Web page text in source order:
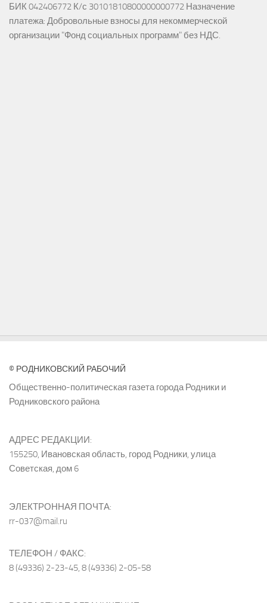
БИК 042406772 К/с 30101810800000000772 Назначение
платежа: Добровольные взносы для некоммерческой
организации "Фонд социальных программ" без НДС.
© РОДНИКОВСКИЙ РАБОЧИЙ
Общественно-политическая газета города Родники и
Родниковского района
АДРЕС РЕДАКЦИИ:
155250, Ивановская область, город Родники, улица
Советская, дом 6
ЭЛЕКТРОННАЯ ПОЧТА:
rr-037@mail.ru
ТЕЛЕФОН / ФАКС:
8 (49336) 2-23-45, 8 (49336) 2-05-58